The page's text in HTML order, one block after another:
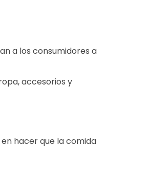
a los consumidores a
accesorios y
hacer que la comida